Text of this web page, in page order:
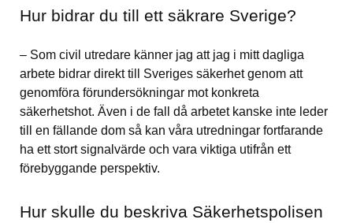
Hur bidrar du till ett säkrare Sverige?
– Som civil utredare känner jag att jag i mitt dagliga
arbete bidrar direkt till Sveriges säkerhet genom att
genomföra förundersökningar mot konkreta
säkerhetshot. Även i de fall då arbetet kanske inte leder
till en fällande dom så kan våra utredningar fortfarande
ha ett stort signalvärde och vara viktiga utifrån ett
förebyggande perspektiv.
Hur skulle du beskriva Säkerhetspolisen